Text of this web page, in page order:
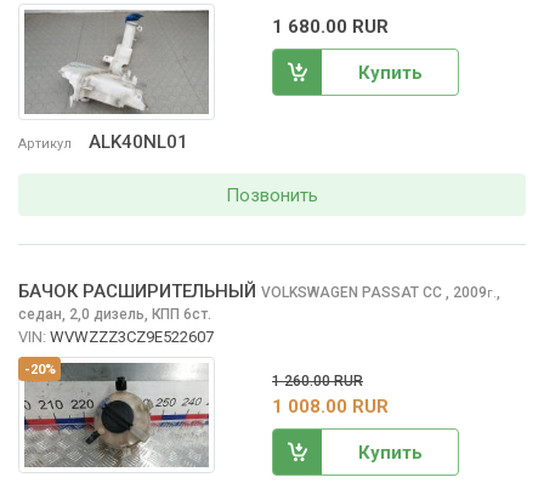
Артикул ALK40NL01
1 680.00 RUR
Купить
Позвонить
-20%
БАЧОК РАСШИРИТЕЛЬНЫЙ VOLKSWAGEN PASSAT CC , 2009г.,
седан, 2,0 дизель, КПП 6ст.
VIN: WVWZZZ3CZ9E522607
1 260.00 RUR
1 008.00 RUR
Купить